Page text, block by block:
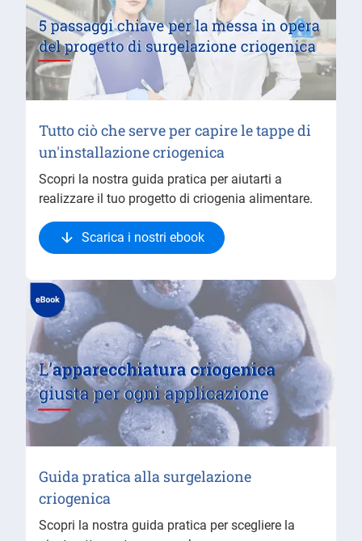
Tutto ciò che serve per capire le tappe di
un'installazione criogenica
Scopri la nostra guida pratica per aiutarti a
realizzare il tuo progetto di criogenia alimentare.
Scarica i nostri ebook
Guida pratica alla surgelazione
criogenica
Scopri la nostra guida pratica per scegliere la